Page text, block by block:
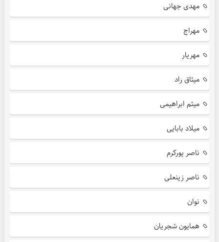
مهدی جهانی
مهراج
مهریار
میثاق راد
میثم ابراهیمی
میلاد بابایی
ناصر پورکرم
ناصر زینعلی
نوان
همایون شجریان